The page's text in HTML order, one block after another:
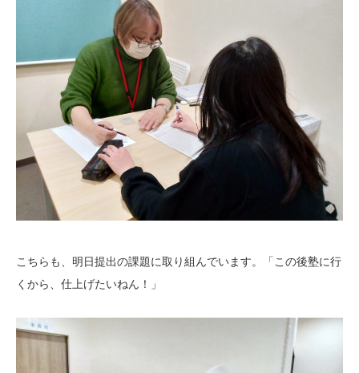
こちらも、明日提出の課題に取り組んでいます。「この後塾に行
くから、仕上げたいねん！」